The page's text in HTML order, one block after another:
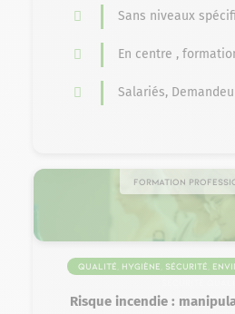
Sans niveaux
En centre ,
Salariés,
Formation
Qualité, Hygiène, Sécurité,
Risque incendie :